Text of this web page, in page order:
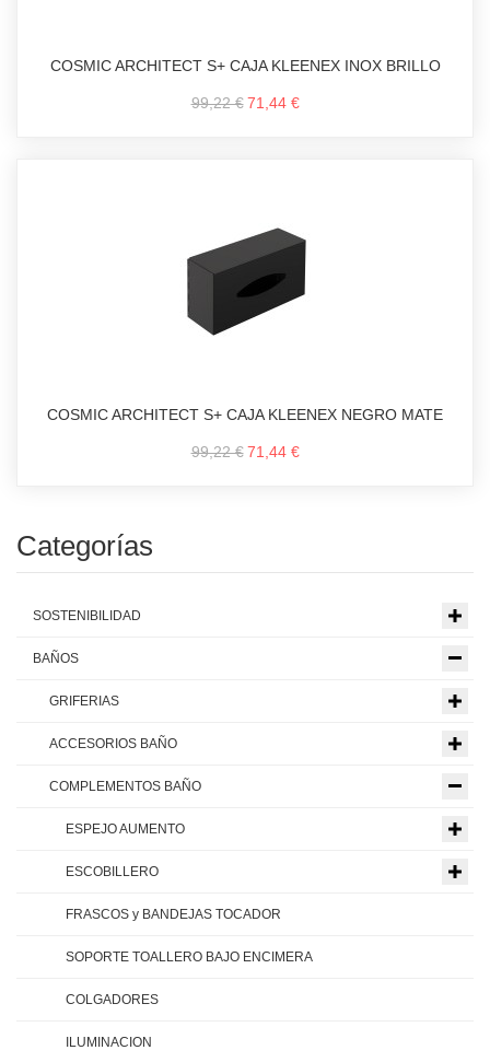
COSMIC ARCHITECT S+ CAJA KLEENEX INOX BRILLO
99,22 € 71,44 €
COSMIC ARCHITECT S+ CAJA KLEENEX NEGRO MATE
99,22 € 71,44 €
Categorías
SOSTENIBILIDAD
BAÑOS
GRIFERIAS
ACCESORIOS BAÑO
COMPLEMENTOS BAÑO
ESPEJO AUMENTO
ESCOBILLERO
FRASCOS y BANDEJAS TOCADOR
SOPORTE TOALLERO BAJO ENCIMERA
COLGADORES
ILUMINACION